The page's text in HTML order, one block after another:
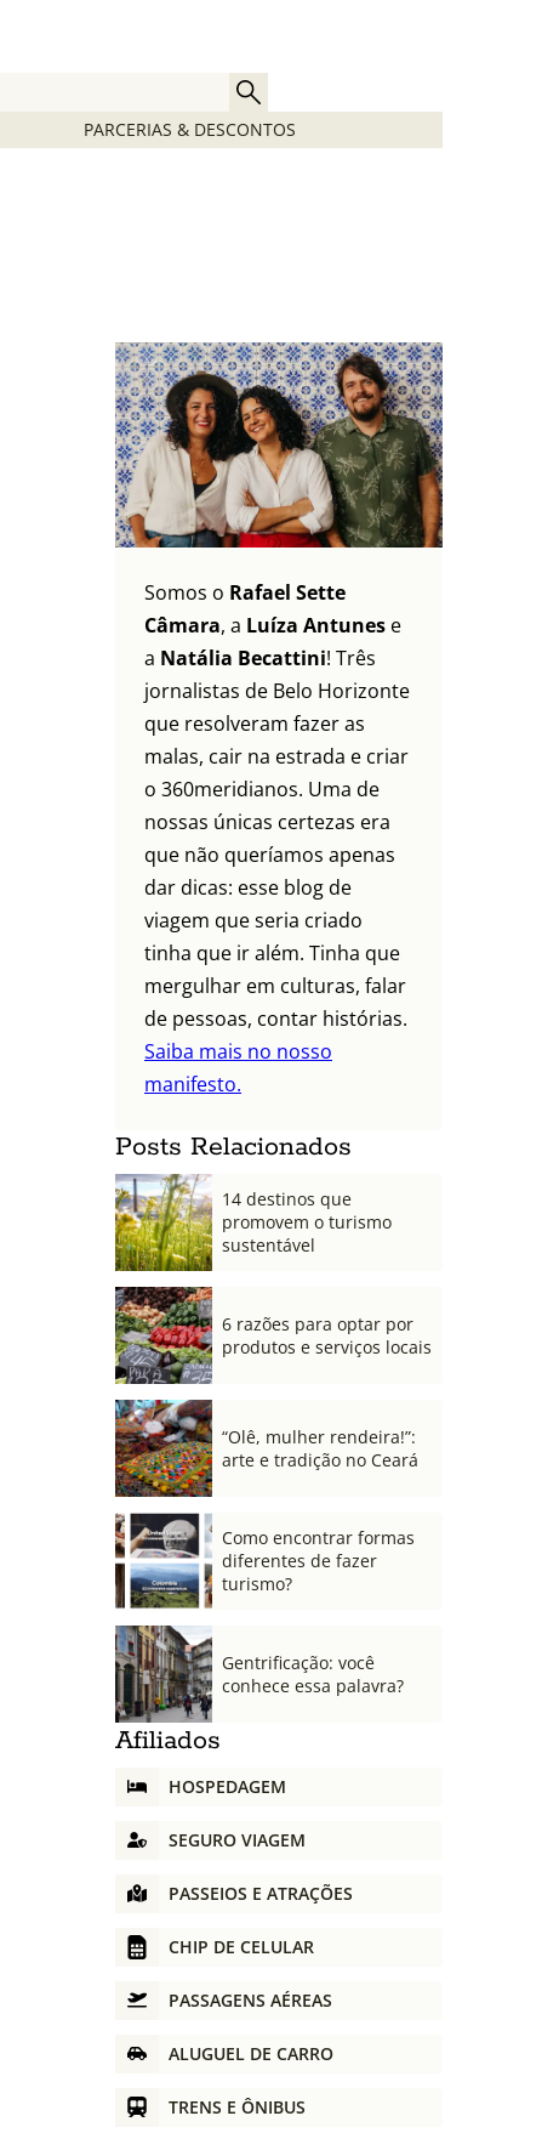
PARCERIAS & DESCONTOS
Somos o Rafael Sette
Câmara, a Luíza Antunes e
a Natália Becattini! Três
jornalistas de Belo Horizonte
que resolveram fazer as
malas, cair na estrada e criar
o 360meridianos. Uma de
nossas únicas certezas era
que não queríamos apenas
dar dicas: esse blog de
viagem que seria criado
tinha que ir além. Tinha que
mergulhar em culturas, falar
de pessoas, contar histórias.
Saiba mais no nosso
manifesto.
Posts Relacionados
14 destinos que
promovem o turismo
sustentável
6 razões para optar por
produtos e serviços locais
“Olê, mulher rendeira!”:
arte e tradição no Ceará
Como encontrar formas
diferentes de fazer
turismo?
Gentrificação: você
conhece essa palavra?
Afiliados
HOSPEDAGEM
SEGURO VIAGEM
PASSEIOS E ATRAÇÕES
CHIP DE CELULAR
PASSAGENS AÉREAS
ALUGUEL DE CARRO
TRENS E ÔNIBUS